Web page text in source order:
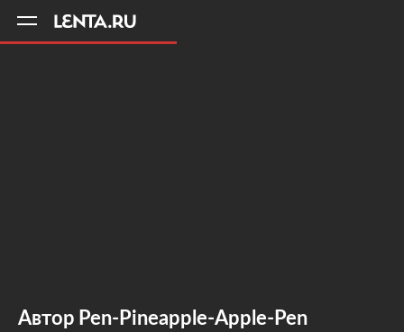
Автор Pen-Pineapple-Apple-Pen